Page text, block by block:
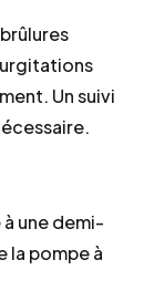
Un suivi
une demi-
la pompe à